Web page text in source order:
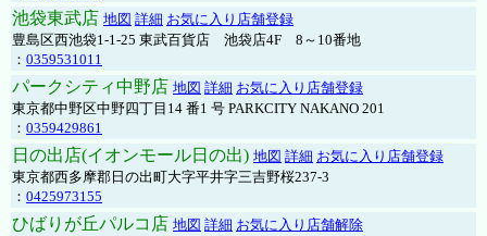
池袋東武店 地図 詳細 お気に入り店舗登録
豊島区西池袋1-1-25 東武百貨店 池袋店4F 8～10番地
： 0359531011
パークシティ中野店 地図 詳細 お気に入り店舗登録
東京都中野区中野四丁目14 番1 号 PARKCITY NAKANO 201
： 0359429861
日の出店(イオンモール日の出) 地図 詳細 お気に入り店舗登録
東京都西多摩郡日の出町大字平井字三吉野桜237-3
： 0425973155
ひばりが丘パルコ店 地図 詳細 お気に入り店舗解除